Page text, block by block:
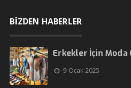
BİZDEN HABERLER
Erkekler İçin Moda
9 Ocak 2025